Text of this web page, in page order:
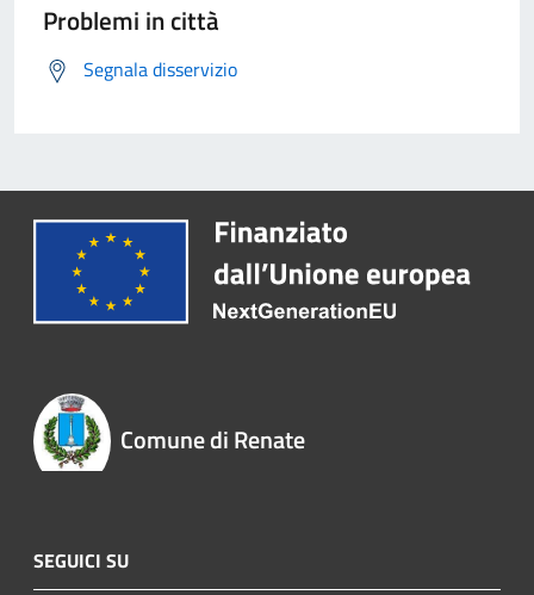
Problemi in città
Segnala disservizio
Comune di Renate
SEGUICI SU